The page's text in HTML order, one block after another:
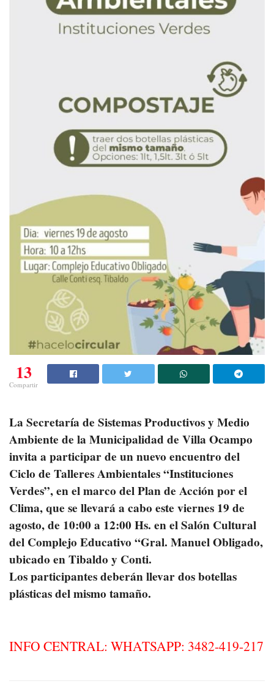
13
Compartir
La Secretaría de Sistemas Productivos y Medio
Ambiente de la Municipalidad de Villa Ocampo
invita a participar de un nuevo encuentro del
Ciclo de Talleres Ambientales “Instituciones
Verdes”, en el marco del Plan de Acción por el
Clima, que se llevará a cabo este viernes 19 de
agosto, de 10:00 a 12:00 Hs. en el Salón Cultural
del Complejo Educativo “Gral. Manuel Obligado,
ubicado en Tibaldo y Conti.
Los participantes deberán llevar dos botellas
plásticas del mismo tamaño.
INFO CENTRAL: WHATSAPP: 3482-419-217